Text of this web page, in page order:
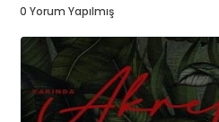
0 Yorum Yapılmış